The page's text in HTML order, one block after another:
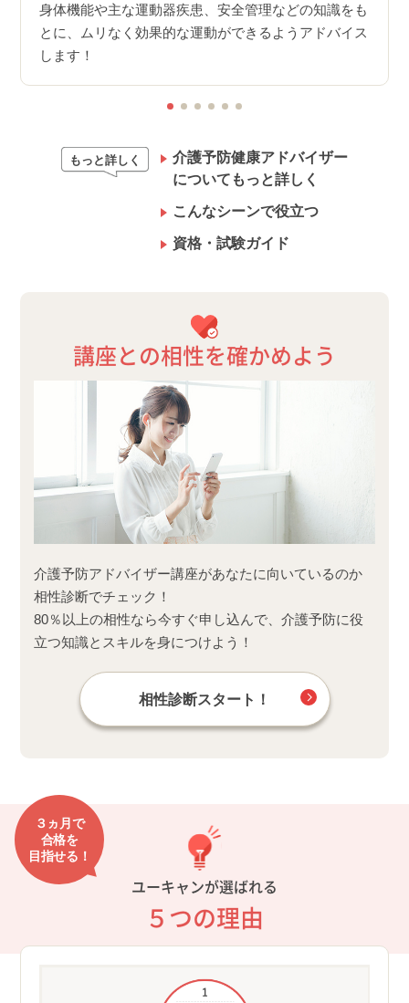
身体機能や主な運動器疾患、安全管理などの知識をも
とに、ムリなく効果的な運動ができるようアドバイス
します！
もっと詳しく
介護予防健康アドバイザー
についてもっと詳しく
こんなシーンで役立つ
資格・試験ガイド
講座との相性を確かめよう
介護予防アドバイザー講座があなたに向いているのか
相性診断でチェック！
80％以上の相性なら今すぐ申し込んで、介護予防に役
立つ知識とスキルを身につけよう！
相性診断スタート！
３ヵ月で
合格を
目指せる！
ユーキャンが選ばれる
５つの理由